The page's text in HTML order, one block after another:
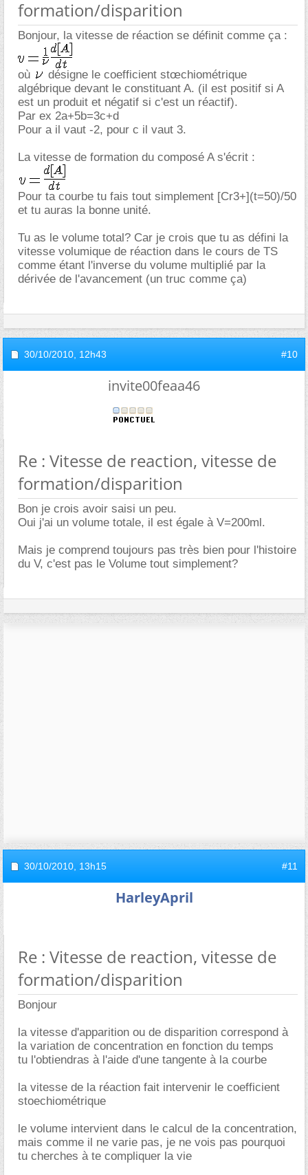
formation/disparition
Bonjour, la vitesse de réaction se définit comme ça :
où
désigne le coefficient stœchiométrique
algébrique devant le constituant A. (il est positif si A
est un produit et négatif si c'est un réactif).
Par ex 2a+5b=3c+d
Pour a il vaut -2, pour c il vaut 3.
La vitesse de formation du composé A s'écrit :
Pour ta courbe tu fais tout simplement [Cr3+](t=50)/50
et tu auras la bonne unité.
Tu as le volume total? Car je crois que tu as défini la
vitesse volumique de réaction dans le cours de TS
comme étant l'inverse du volume multiplié par la
dérivée de l'avancement (un truc comme ça)
30/10/2010, 12h43 #10
invite00feaa46
Re : Vitesse de reaction, vitesse de
formation/disparition
Bon je crois avoir saisi un peu.
Oui j'ai un volume totale, il est égale à V=200ml.
Mais je comprend toujours pas très bien pour l'histoire
du V, c'est pas le Volume tout simplement?
30/10/2010, 13h15 #11
HarleyApril
Re : Vitesse de reaction, vitesse de
formation/disparition
Bonjour
la vitesse d'apparition ou de disparition correspond à
la variation de concentration en fonction du temps
tu l'obtiendras à l'aide d'une tangente à la courbe
la vitesse de la réaction fait intervenir le coefficient
stoechiométrique
le volume intervient dans le calcul de la concentration,
mais comme il ne varie pas, je ne vois pas pourquoi
tu cherches à te compliquer la vie